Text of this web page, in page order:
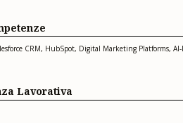
CRM, HubSpot, Digital Marketing Platforms,
Lavorativa